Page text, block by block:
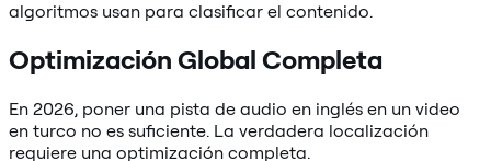
algoritmos usan para clasificar el contenido.
Optimización Global Completa
En 2026, poner una pista de audio en inglés en un video
en turco no es suficiente. La verdadera localización
requiere una optimización completa.